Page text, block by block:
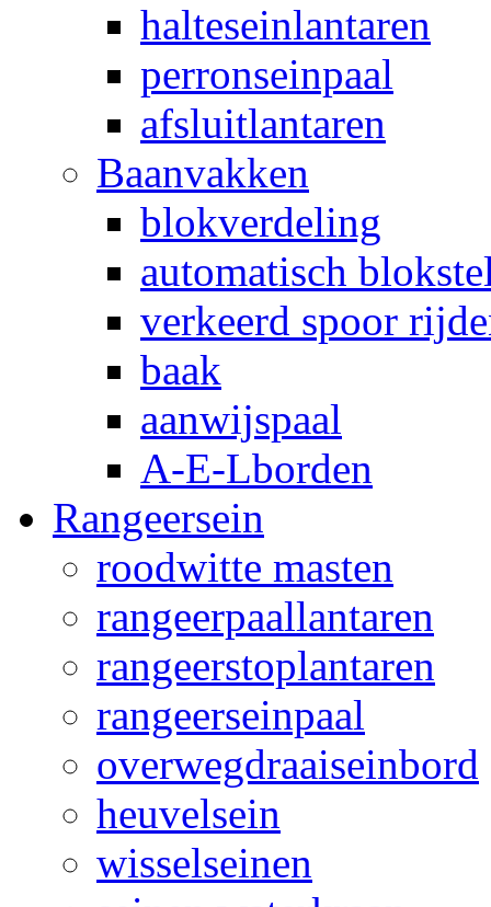
halteseinlantaren
perronseinpaal
afsluitlantaren
Baanvakken
blokverdeling
automatisch
verkeerd spoor
baak
aanwijspaal
A-E-Lborden
Rangeersein
roodwitte masten
rangeerpaallantaren
rangeerstoplantaren
rangeerseinpaal
overwegdraaiseinbord
heuvelsein
wisselseinen